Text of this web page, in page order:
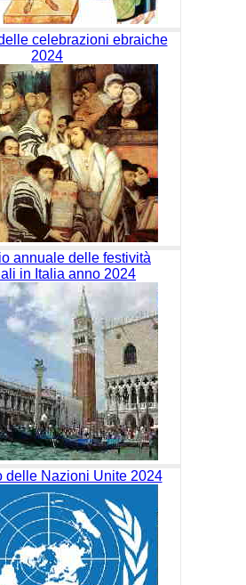
celebrazioni ebraiche
2024
annuale delle festività
in Italia anno 2024
delle Nazioni Unite 2024